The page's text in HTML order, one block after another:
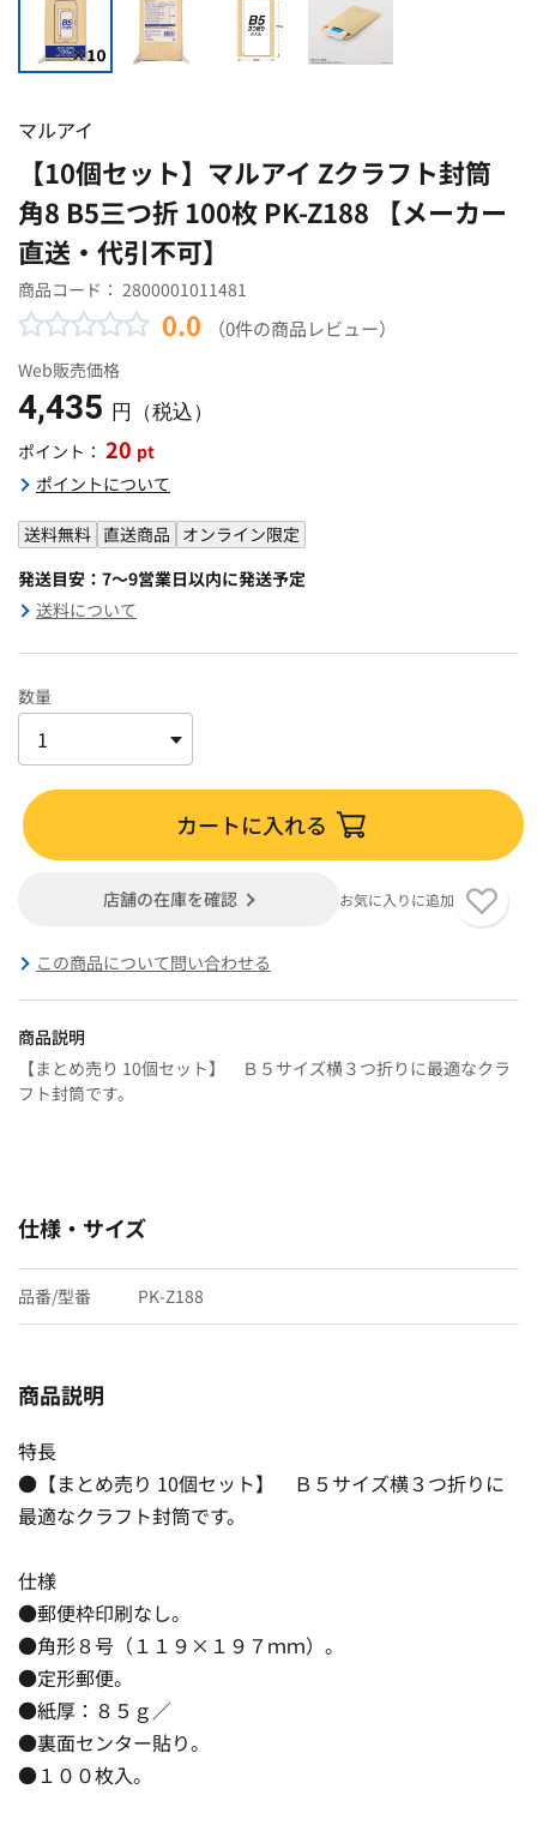
マルアイ
【10個セット】マルアイ Zクラフト封筒
角8 B5三つ折 100枚 PK-Z188 【メーカー
直送・代引不可】
商品コード： 2800001011481
0.0 （0件の商品レビュー）
Web販売価格
4,435 円（税込）
ポイント： 20 pt
ポイントについて
送料無料 直送商品 オンライン限定
発送目安：7～9営業日以内に発送予定
送料について
数量
カートに入れる
店舗の在庫を確認 お気に入りに追加
この商品について問い合わせる
商品説明
【まとめ売り 10個セット】 Ｂ５サイズ横３つ折りに最適なクラ
フト封筒です。
仕様・サイズ
品番/型番 PK-Z188
商品説明
特長
●【まとめ売り 10個セット】 Ｂ５サイズ横３つ折りに
最適なクラフト封筒です。
仕様
●郵便枠印刷なし。
●角形８号（１１９×１９７ｍｍ）。
●定形郵便。
●紙厚：８５ｇ／
●裏面センター貼り。
●１００枚入。